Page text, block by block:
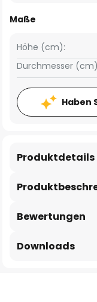
Maße
Höhe (cm):
Durchmesser
Haben
Produktdetails
Bewertungen
Downloads